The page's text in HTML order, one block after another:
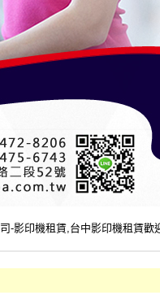
租賃,台中影印機租賃歡迎來電